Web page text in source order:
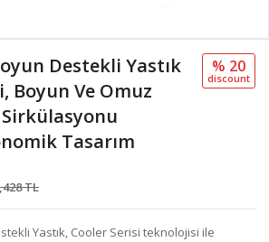
Destekli Yastık
Boyun Ve Omuz
Tasarım
TL
% 20
discount
Yastık, Cooler Serisi teknolojisi ile